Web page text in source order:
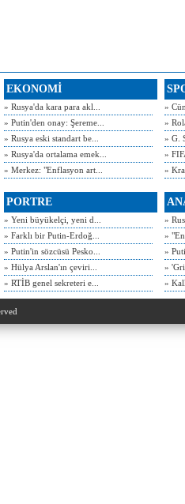
EKONOMİ
» Rusya'da kara para akl...
» Putin'den onay: Şereme...
» Rusya eski standart be...
» Rusya'da ortalama emek...
» Merkez: "Enflasyon art...
»
»
» G.
»
»
PORTRE
» Yeni büyükelçi, yeni d...
» Farklı bir Putin-Erdoğ...
» Putin'in sözcüsü Pesko...
» Hülya Arslan'ın çeviri...
» RTİB genel sekreteri e...
»
»
»
»
»